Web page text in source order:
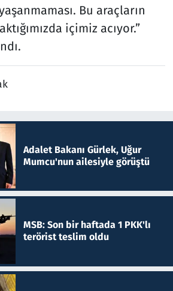
Bu araçların
içimiz acıyor.”
Adalet Bakanı Gürlek, Uğur
Mumcu'nun ailesiyle görüştü
MSB: Son bir haftada 1 PKK'lı
terörist teslim oldu